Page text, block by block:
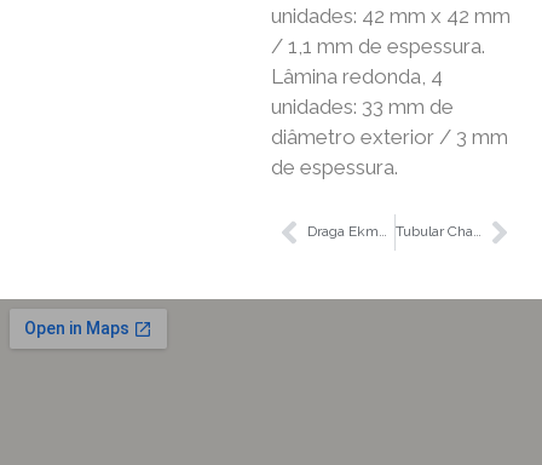
unidades: 42 mm x 42 mm
/ 1,1 mm de espessura.
Lâmina redonda, 4
unidades: 33 mm de
diâmetro exterior / 3 mm
de espessura.
Draga Ekman EG Tubular Chamber